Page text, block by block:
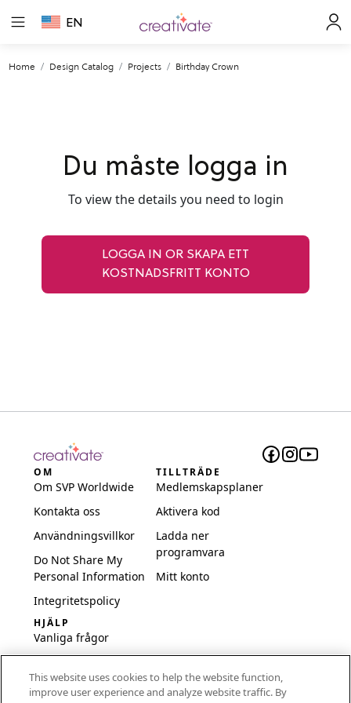
EN
Home Design Catalog Projects Birthday Crown
Du måste logga in
To view the details you need to login
LOGGA IN OR SKAPA ETT
KOSTNADSFRITT KONTO
OM
Om SVP Worldwide
Kontakta oss
Användningsvillkor
Do Not Share My
Personal Information
Integritetspolicy
TILLTRÄDE
Medlemskapsplaner
Aktivera kod
Ladda ner
programvara
Mitt konto
HJÄLP
Vanliga frågor
inställningar
This website uses cookies to help the website function,
improve user experience and analyze website traffic. By